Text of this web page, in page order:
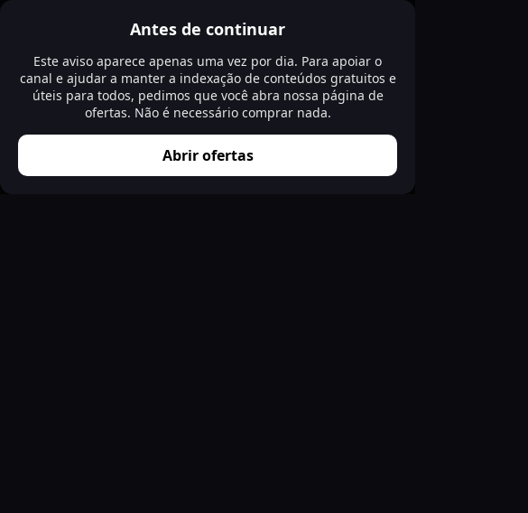
Antes de continuar
Este aviso aparece apenas uma vez por dia. Para apoiar o
canal e ajudar a manter a indexação de conteúdos gratuitos e
úteis para todos, pedimos que você abra nossa página de
ofertas. Não é necessário comprar nada.
Abrir ofertas